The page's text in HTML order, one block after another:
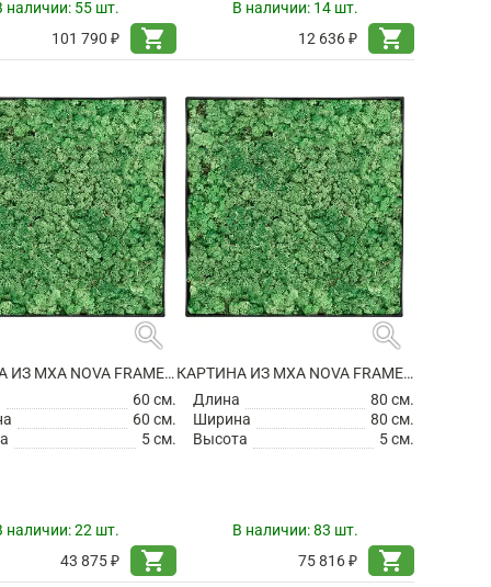
наличии: 55 шт.
101 790 ₽
shopping_cart
В наличии: 14 шт.
12 636 ₽
shopping_cart
search
КАРТИНА ИЗ МХА NOVA FRAME ANTHRACITE-CONCRETE 100% REINDEER (GRASS GREEN)
60 см.
60 см.
5 см.
наличии:22 шт.
43 875 ₽
shopping_cart
search
КАРТИНА ИЗ МХА NOVA FRAME ANTHRACITE-CONCRETE 100% REINDEER (GRASS GREEN)
Длина
80 см.
Ширина
80 см.
Высота
5 см.
В наличии:83 шт.
75 816 ₽
shopping_cart